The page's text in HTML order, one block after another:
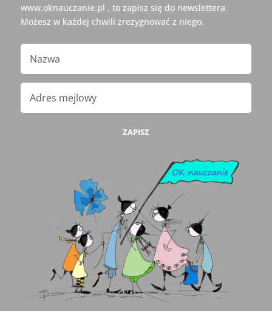
www.oknauczanie.pl , to zapisz się do newslettera.
Możesz w każdej chwili zrezygnować z niego.
ZAPISZ